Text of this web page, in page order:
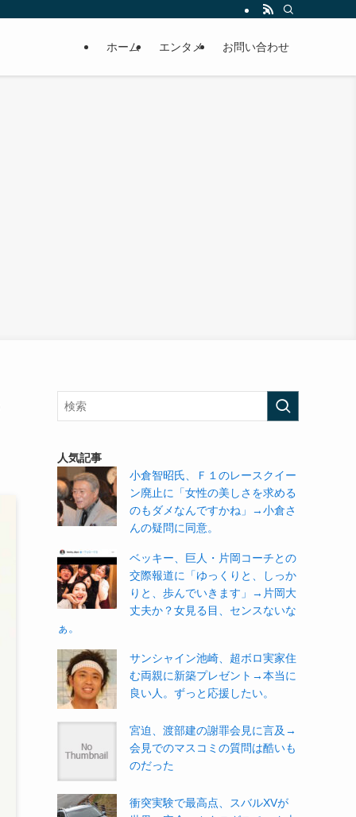
ホーム エンタメ お問い合わせ
人気記事
小倉智昭氏、Ｆ１のレースクイー
ン廃止に「女性の美しさを求める
のもダメなんですかね」→小倉さ
んの疑問に同意。
ベッキー、巨人・片岡コーチとの
交際報道に「ゆっくりと、しっか
りと、歩んでいきます」→片岡大
丈夫か？女見る目、センスないな
ぁ。
サンシャイン池崎、超ボロ実家住
む両親に新築プレゼント→本当に
良い人。ずっと応援したい。
宮迫、渡部建の謝罪会見に言及→
会見でのマスコミの質問は酷いも
のだった
衝突実験で最高点、スバルXVが